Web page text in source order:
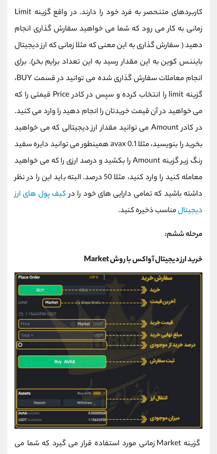
کاربردهای متنحصر به فرد خود را دارند. در واقع گزینه Limit
زمانی به کار می رود که شما می خواهید سفارش گذاری انجام
دهید ( سفارش گذاری به این معنی که مثلا زمانی که ارز دیجیتال
بایننس کوین به این مقدار رسید به این تعداد برایم بخر). برای
انجام معاملات سفارش گذاری شده می توانید در قسمت BUY،
گزینه limit را انتخاب کرده و سپس در کادر Price قیمتی را که
می خواهید در آن قیمت خریدتان را انجام دهید را وارد می کنید.
در کادر Amount می توانید مقدار ارز دیجیتالی که می خواهید
بخرید را بنویسید، مثلا 0.1 avax همینطور می توانید دایره سفید
رنگ زیر گزینه Amount را بکشید و درصد ارزی را که می خواهید
معامله کنید را وارد کنید، مثلا 50 درصد. البته باید این را در نظر
داشته باشید که تمامی دارایی های خود را درکیف پول های ارز
دیجیتالمناسب ذخیره کنید.
مرحله ششم:
خرید ارز دیجیتال آواکس با روش Market
گزینه Market زمانی مورد استفاده قرار می گیرد که شما می